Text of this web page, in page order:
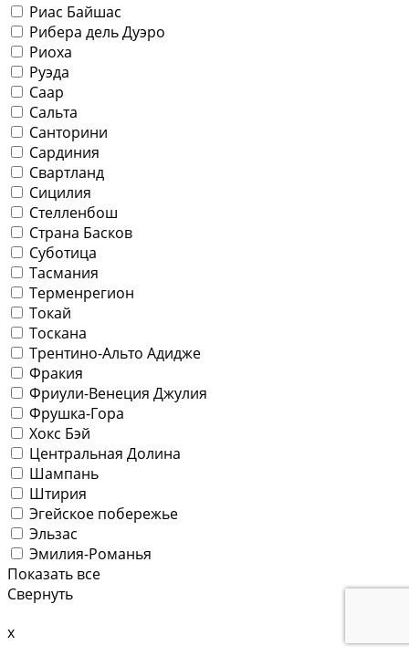
Риас Байшас
Рибера дель Дуэро
Риоха
Руэда
Саар
Сальта
Санторини
Сардиния
Свартланд
Сицилия
Стелленбош
Страна Басков
Суботица
Тасмания
Терменрегион
Токай
Тоскана
Трентино-Альто Адидже
Фракия
Фриули-Венеция Джулия
Фрушка-Гора
Хокс Бэй
Центральная Долина
Шампань
Штирия
Эгейское побережье
Эльзас
Эмилия-Романья
Показать все
Свернуть
x